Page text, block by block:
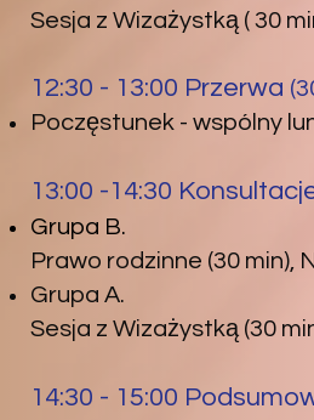
Sesja z Wizażystką ( 30
12:30 - 13:00 Przerwa
Poczęstunek - wspólny
13:00 -14:30
Grupa B.
Prawo rodzinne (30 min),
Grupa A.
Sesja z Wizażystką (30
14:30 - 15:00